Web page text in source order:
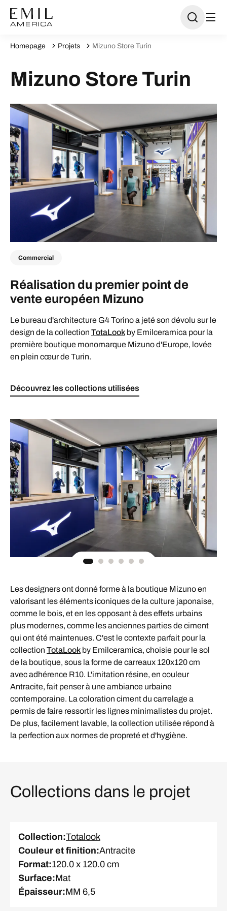
Homepage Projets Mizuno Store Turin
Mizuno Store Turin
Commercial
Réalisation du premier point de
vente européen Mizuno
Le bureau d'architecture G4 Torino a jeté son dévolu sur le
design de la collection TotaLook by Emilceramica pour la
première boutique monomarque Mizuno d'Europe, lovée
en plein cœur de Turin.
Découvrez les collections utilisées
Les designers ont donné forme à la boutique Mizuno en
valorisant les éléments iconiques de la culture japonaise,
comme le bois, et en les opposant à des effets urbains
plus modernes, comme les anciennes parties de ciment
qui ont été maintenues. C'est le contexte parfait pour la
collection TotaLook by Emilceramica, choisie pour le sol
de la boutique, sous la forme de carreaux 120x120 cm
avec adhérence R10. L'imitation résine, en couleur
Antracite, fait penser à une ambiance urbaine
contemporaine. La coloration ciment du carrelage a
permis de faire ressortir les lignes minimalistes du projet.
De plus, facilement lavable, la collection utilisée répond à
la perfection aux normes de propreté et d'hygiène.
Collections dans le projet
Collection:Totalook
Couleur et finition:Antracite
Format:120.0 x 120.0 cm
Surface:Mat
Épaisseur:MM 6,5